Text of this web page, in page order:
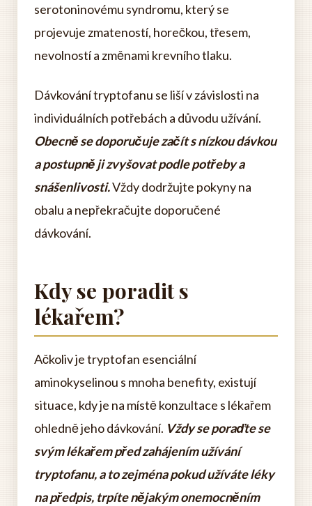
serotoninovému syndromu, který se
projevuje zmateností, horečkou, třesem,
nevolností a změnami krevního tlaku.
Dávkování tryptofanu se liší v závislosti na
individuálních potřebách a důvodu užívání.
Obecně se doporučuje začít s nízkou dávkou
a postupně ji zvyšovat podle potřeby a
snášenlivosti.Vždy dodržujte pokyny na
obalu a nepřekračujte doporučené
dávkování.
Kdy se poradit s
lékařem?
Ačkoliv je tryptofan esenciální
aminokyselinou s mnoha benefity, existují
situace, kdy je na místě konzultace s lékařem
ohledně jeho dávkování. Vždy se poraďte se
svým lékařem před zahájením užívání
tryptofanu, a to zejména pokud užíváte léky
na předpis, trpíte nějakým onemocněním